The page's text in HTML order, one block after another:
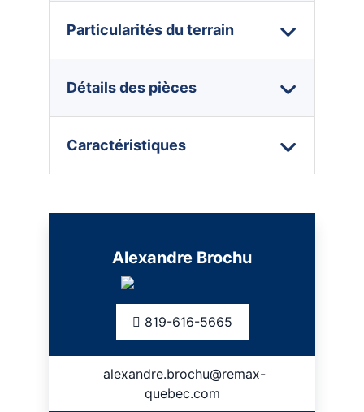
Particularités du terrain
Détails des pièces
Caractéristiques
Alexandre Brochu
819-616-5665
alexandre.brochu@remax-
quebec.com